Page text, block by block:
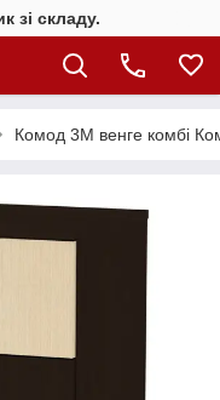
зі складу.
Комод 3М венге комбі